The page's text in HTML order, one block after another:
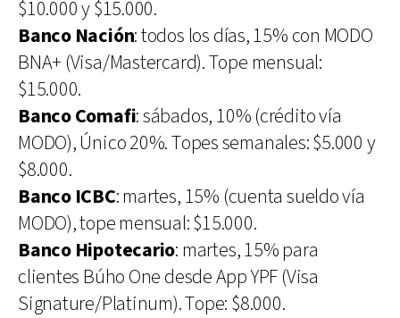
$10.000 y $15.000.
Banco Nación: todos los días, 15% con MODO
BNA+ (Visa/Mastercard). Tope mensual:
$15.000.
Banco Comafi: sábados, 10% (crédito vía
MODO), Único 20%. Topes semanales: $5.000 y
$8.000.
Banco ICBC: martes, 15% (cuenta sueldo vía
MODO), tope mensual: $15.000.
Banco Hipotecario: martes, 15% para
clientes Búho One desde App YPF (Visa
Signature/Platinum). Tope: $8.000.